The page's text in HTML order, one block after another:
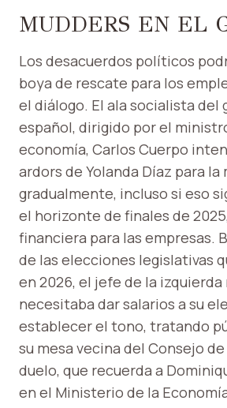
MUDDERS EN EL
Los desacuerdos políticos
boya de rescate para los
el diálogo. El ala socialista del
español, dirigido por el
economía, Carlos Cuerpo
ardors de Yolanda Díaz para la
gradualmente, incluso si eso
el horizonte de finales de
financiera para las empresas.
de las elecciones legislativas
en 2026, el jefe de la izquierda
necesitaba dar salarios a su
establecer el tono, tratando
su mesa vecina del Consejo
duelo, que recuerda a
en el Ministerio de la